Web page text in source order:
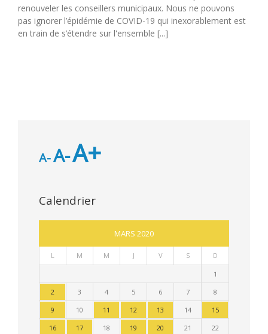
renouveler les conseillers municipaux. Nous ne pouvons
pas ignorer l’épidémie de COVID-19 qui inexorablement est
en train de s’étendre sur l'ensemble [...]
A-A-A+
Calendrier
MARS 2020
L M M J V S D
1
2
3 4 5 6 7
8
9
10 11 12 13 14
15
16
17 18 19 20 21
22